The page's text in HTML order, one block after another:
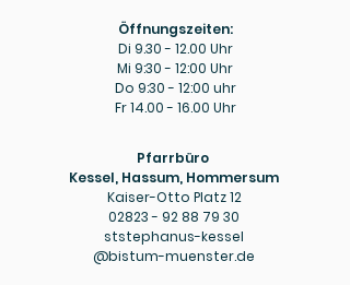
Öffnungszeiten:
Di 9.30 - 12.00 Uhr
Mi 9:30 - 12:00 Uhr
Do 9:30 - 12:00 uhr
Fr14.00 - 16.00 Uhr
Pfarrbüro
Kessel, Hassum, Hommersum
Kaiser-Otto Platz 12
02823 - 92 88 79 30
ststephanus-kessel
@bistum-muenster.de